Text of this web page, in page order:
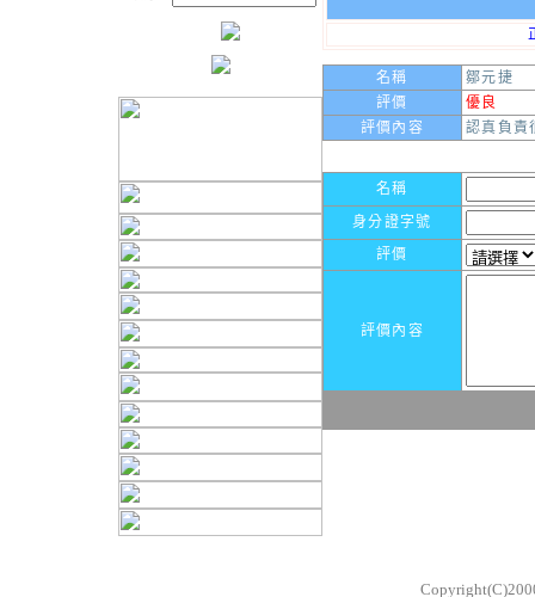
名稱
鄒元捷
評價
優良
評價內容
認真負責
名稱
身分證字號
評價
評價內容